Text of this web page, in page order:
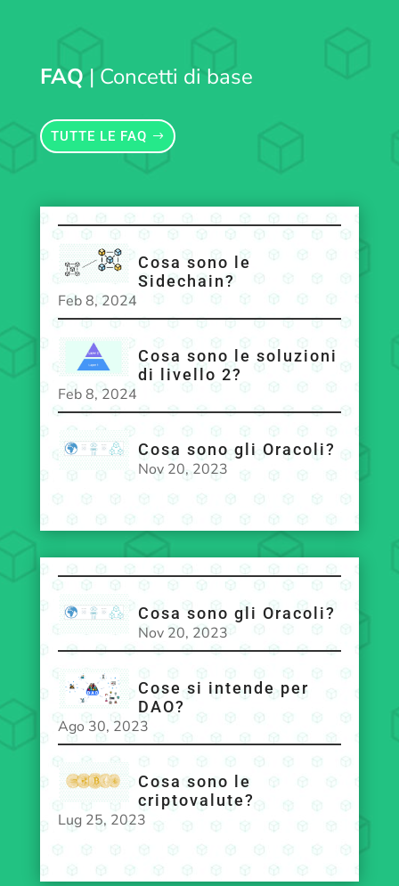
FAQ | Concetti di base
TUTTE LE FAQ
Cosa sono le
Sidechain?
Feb 8, 2024
Cosa sono le soluzioni
di livello 2?
Feb 8, 2024
Cosa sono gli Oracoli?
Nov 20, 2023
Cosa sono gli Oracoli?
Nov 20, 2023
Cose si intende per
DAO?
Ago 30, 2023
Cosa sono le
criptovalute?
Lug 25, 2023